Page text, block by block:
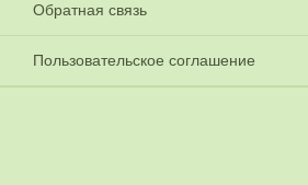
Обратная связь
Пользовательское соглашение